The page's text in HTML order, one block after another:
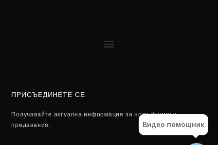
ПРИСЪЕДИНЕТЕ СЕ
Получавайте актуална информация за нови филми и
предавания.
Видео помощник